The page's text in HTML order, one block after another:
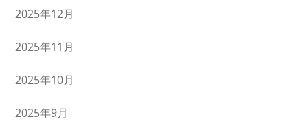
2025年12月
2025年11月
2025年10月
2025年9月